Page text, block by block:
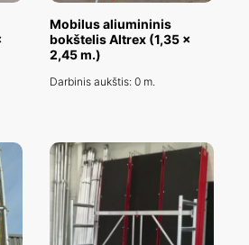
Mobilus aliumininis
bokštelis Altrex (1,35 x
2,45 m.)
Darbinis aukštis: 0 m.